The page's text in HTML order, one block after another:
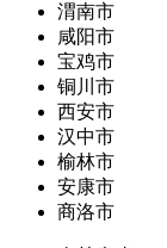
渭南市
咸阳市
宝鸡市
铜川市
西安市
汉中市
榆林市
安康市
商洛市